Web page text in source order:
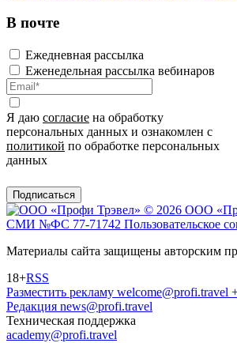
В почте
Ежедневная рассылка
Еженедельная рассылка вебинаров
Я даю согласие на обработку
персональных данных и ознакомлен с
политикой по обработке персональных
данных
Подписаться
© 2026 ООО
СМИ №ФС 77-71742 Пользовательское
Материалы сайта защищены авторским
18+RSS
Разместить рекламу welcome@profi.travel
Редакция news@profi.travel
Техническая поддержка
academy@profi.travel